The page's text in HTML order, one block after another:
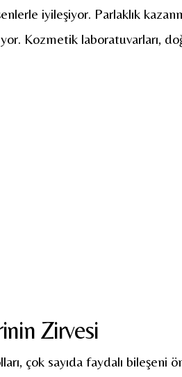
iyileşiyor. Parlaklık
Kozmetik laboratuvarları,
Zirvesi
çok sayıda faydalı bileşeni ön